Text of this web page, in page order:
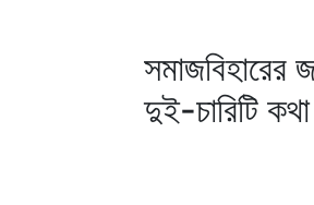
সমাজবিহারের
দুই-চারিটি